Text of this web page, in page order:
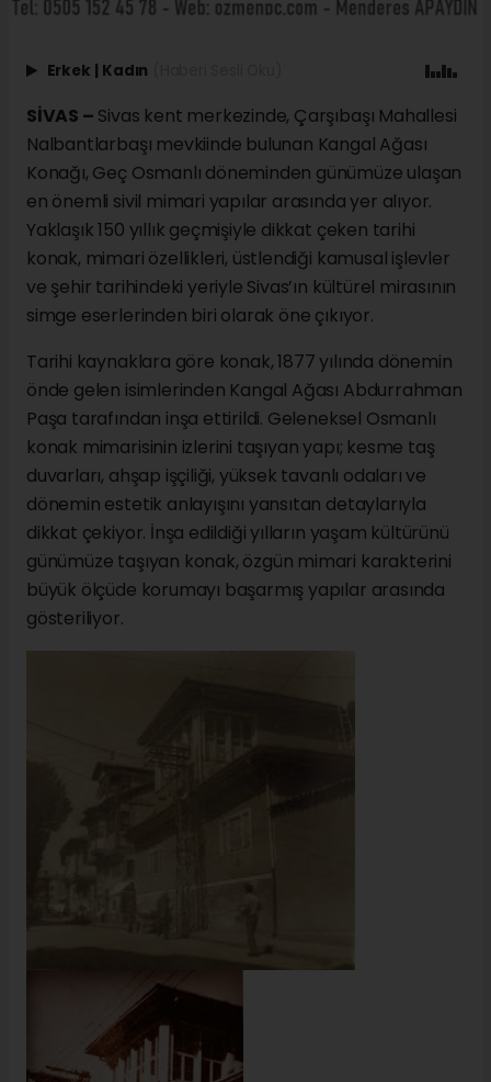
Erkek | Kadın
SİVAS – Sivas kent merkezinde, Çarşıbaşı Mahallesi
Nalbantlarbaşı mevkiinde bulunan Kangal Ağası
Konağı, Geç Osmanlı döneminden günümüze ulaşan
en önemli sivil mimari yapılar arasında yer alıyor.
Yaklaşık 150 yıllık geçmişiyle dikkat çeken tarihi
konak, mimari özellikleri, üstlendiği kamusal işlevler
ve şehir tarihindeki yeriyle Sivas’ın kültürel mirasının
simge eserlerinden biri olarak öne çıkıyor.
Tarihi kaynaklara göre konak, 1877 yılında dönemin
önde gelen isimlerinden Kangal Ağası Abdurrahman
Paşa tarafından inşa ettirildi. Geleneksel Osmanlı
konak mimarisinin izlerini taşıyan yapı; kesme taş
duvarları, ahşap işçiliği, yüksek tavanlı odaları ve
dönemin estetik anlayışını yansıtan detaylarıyla
dikkat çekiyor. İnşa edildiği yılların yaşam kültürünü
günümüze taşıyan konak, özgün mimari karakterini
büyük ölçüde korumayı başarmış yapılar arasında
gösteriliyor.